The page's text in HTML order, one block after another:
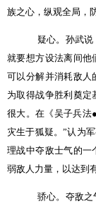
族之心，纵观全局，
疑心。孙武
就要想方设法离间他
可以分解并消耗敌人
为取得战争胜利奠定
很大。在《吴子兵法
灾生于狐疑。”认为
理战中夺敌士气的一
弱敌人力量，以达到
骄心。夺敌